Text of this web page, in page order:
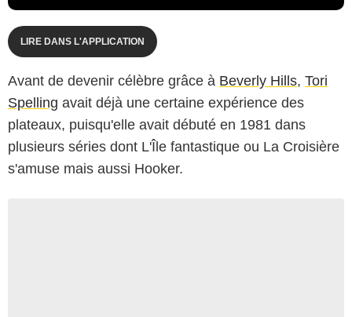
LIRE DANS L'APPLICATION
Avant de devenir célèbre grâce à Beverly Hills, Tori
Spelling avait déjà une certaine expérience des
plateaux, puisqu'elle avait débuté en 1981 dans
plusieurs séries dont L'Île fantastique ou La Croisière
s'amuse mais aussi Hooker.